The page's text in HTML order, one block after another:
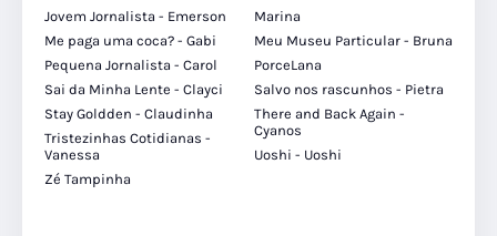
Jovem Jornalista - Emerson
Marina
Me paga uma coca? - Gabi
Meu Museu Particular - Bruna
Pequena Jornalista - Carol
PorceLana
Sai da Minha Lente - Clayci
Salvo nos rascunhos - Pietra
Stay Goldden - Claudinha
There and Back Again -
Cyanos
Tristezinhas Cotidianas -
Vanessa
Uoshi - Uoshi
Zé Tampinha